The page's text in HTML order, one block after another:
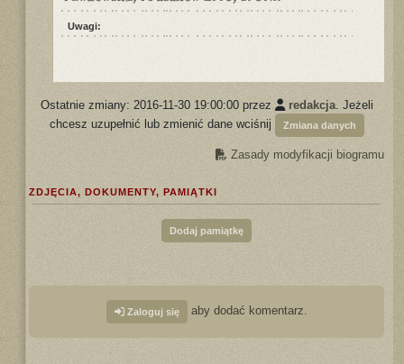
Uwagi:
Ostatnie zmiany: 2016-11-30 19:00:00 przez redakcja. Jeżeli
chcesz uzupełnić lub zmienić dane wciśnij
Zmiana danych
Zasady modyfikacji biogramu
ZDJĘCIA, DOKUMENTY, PAMIĄTKI
Dodaj pamiątkę
Zaloguj się aby dodać komentarz.